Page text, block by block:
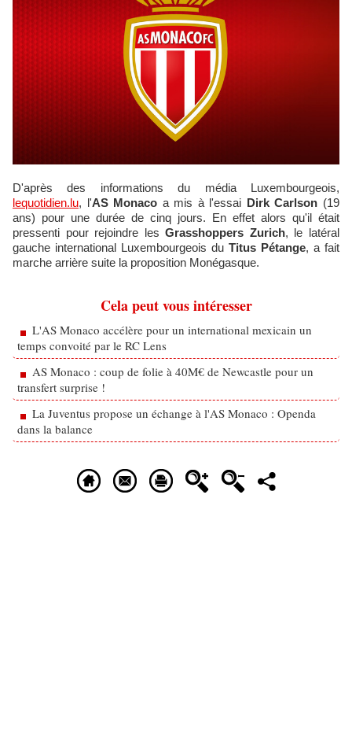
D'après des informations du média Luxembourgeois,
lequotidien.lu, l'AS Monaco a mis à l'essai Dirk Carlson (19
ans) pour une durée de cinq jours. En effet alors qu'il était
pressenti pour rejoindre lesGrasshoppers Zurich, le latéral
gauche international Luxembourgeois du Titus Pétange, a fait
marche arrière suite la proposition Monégasque.
Cela peut vous intéresser
L'AS Monaco accélère pour un international mexicain un
temps convoité par le RC Lens
AS Monaco : coup de folie à 40M€ de Newcastle pour un
transfert surprise !
La Juventus propose un échange à l'AS Monaco : Openda
dans la balance